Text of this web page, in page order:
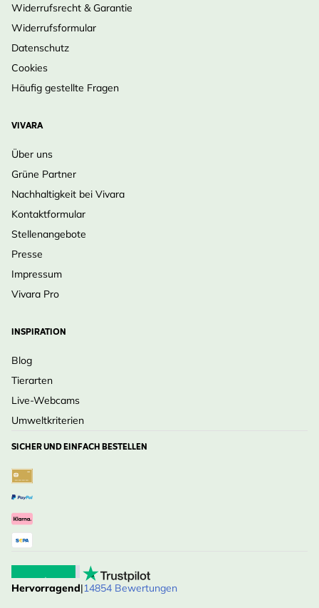
Widerrufsrecht & Garantie
Widerrufsformular
Datenschutz
Cookies
Häufig gestellte Fragen
VIVARA
Über uns
Grüne Partner
Nachhaltigkeit bei Vivara
Kontaktformular
Stellenangebote
Presse
Impressum
Vivara Pro
INSPIRATION
Blog
Tierarten
Live-Webcams
Umweltkriterien
SICHER UND EINFACH BESTELLEN
Hervorragend|14854 Bewertungen